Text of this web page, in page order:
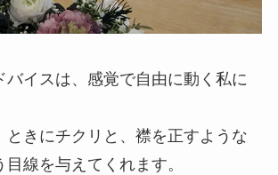
バイスは、感覚で自由に動く私に
ときにチクリと、襟を正すような
線を与えてくれます。